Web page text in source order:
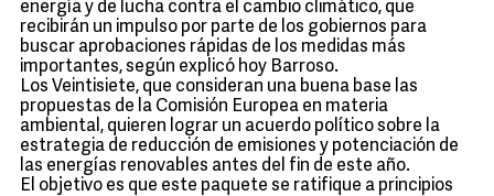
energía y de lucha contra el cambio climático, que
recibirán un impulso por parte de los gobiernos para
buscar aprobaciones rápidas de los medidas más
importantes, según explicó hoy Barroso.
Los Veintisiete, que consideran una buena base las
propuestas de la Comisión Europea en materia
ambiental, quieren lograr un acuerdo político sobre la
estrategia de reducción de emisiones y potenciación de
las energías renovables antes del fin de este año.
El objetivo es que este paquete se ratifique a principios